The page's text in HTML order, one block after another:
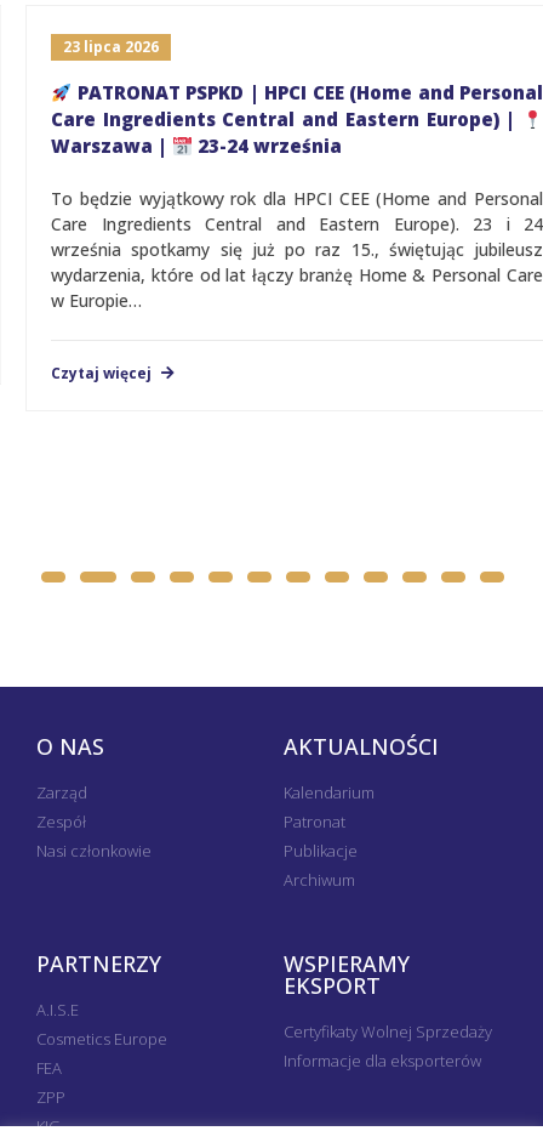
23 lipca 2026
PATRONAT PSPKD | HPCI CEE (Home and Personal
Care Ingredients Central and Eastern Europe) |
Warszawa |
23-24 września
To będzie wyjątkowy rok dla HPCI CEE (Home and Personal
Care Ingredients Central and Eastern Europe). 23 i 24
września spotkamy się już po raz 15., świętując jubileusz
wydarzenia, które od lat łączy branżę Home & Personal Care
w Europie…
Czytaj więcej
O NAS
Zarząd
Zespół
Nasi członkowie
AKTUALNOŚCI
Kalendarium
Patronat
Publikacje
Archiwum
PARTNERZY
A.I.S.E
Cosmetics Europe
FEA
ZPP
KIG
WSPIERAMY
EKSPORT
Certyfikaty Wolnej Sprzedaży
Informacje dla eksporterów